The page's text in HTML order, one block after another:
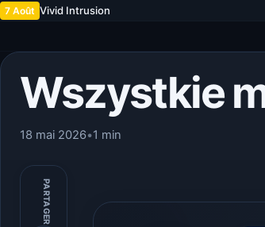
7 Août Vivid Intrusion
Wszystkie
18 mai 2026•1 min
PARTAGER